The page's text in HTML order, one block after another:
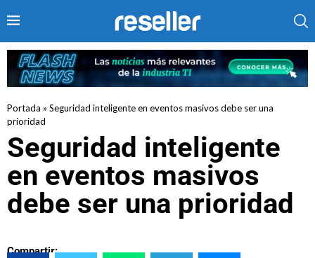
Portada » Seguridad inteligente en eventos masivos debe ser una
prioridad
Seguridad inteligente
en eventos masivos
debe ser una prioridad
Compartir: